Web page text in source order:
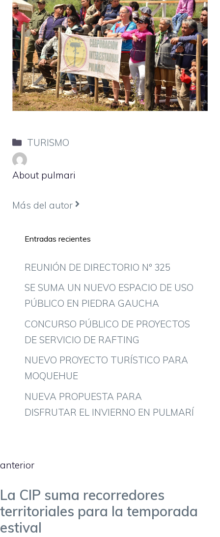
Categorías
TURISMO
About pulmari
Más del autor
Entradas recientes
REUNIÓN DE DIRECTORIO Nº 325
SE SUMA UN NUEVO ESPACIO DE USO
PÚBLICO EN PIEDRA GAUCHA
CONCURSO PÚBLICO DE PROYECTOS
DE SERVICIO DE RAFTING
NUEVO PROYECTO TURÍSTICO PARA
MOQUEHUE
NUEVA PROPUESTA PARA
DISFRUTAR EL INVIERNO EN PULMARÍ
anterior
La CIP suma recorredores
territoriales para la temporada
estival